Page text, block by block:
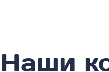
Наши